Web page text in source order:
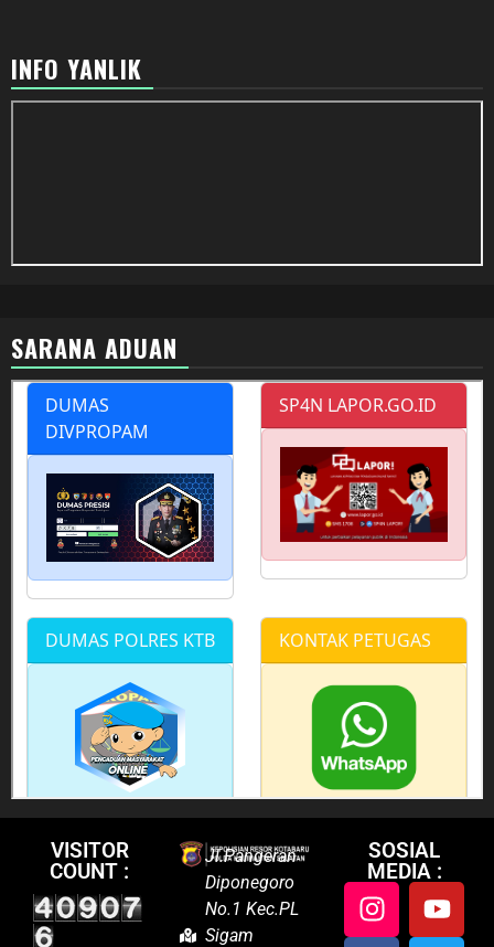
INFO YANLIK
SARANA ADUAN
VISITOR
COUNT :
Jl.Pangeran
Diponegoro
No.1 Kec.PL
Sigam
SOSIAL
MEDIA :